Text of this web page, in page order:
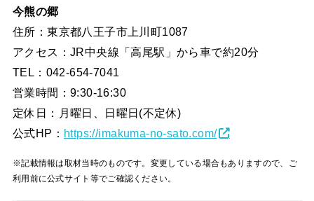
今熊の郷
住所：東京都八王子市上川町1087
アクセス：JR中央線「高尾駅」から車で約20分
TEL：042-654-7041
営業時間：9:30-16:30
定休日：月曜日、日曜日(不定休)
公式HP： https://imakuma-no-sato.com/
※記載情報は取材当時のものです。変更している場合もありますので、ご
利用前に公式サイト等でご確認ください。